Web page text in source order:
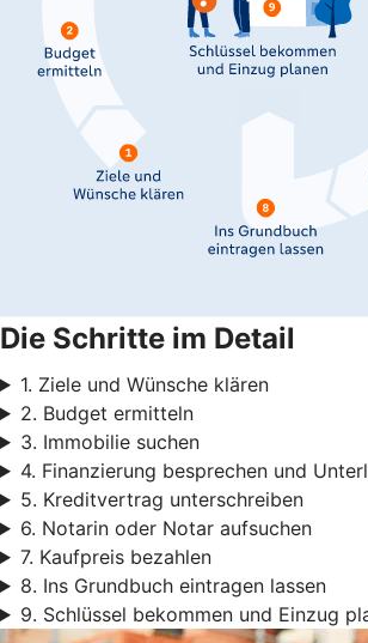
Die Schritte im Detail
1. Ziele und Wünsche klären
2. Budget ermitteln
3. Immobilie suchen
4. Finanzierung besprechen und
5. Kreditvertrag unterschreiben
6. Notarin oder Notar aufsuchen
7. Kaufpreis bezahlen
8. Ins Grundbuch eintragen lassen
9. Schlüssel bekommen und Einzug